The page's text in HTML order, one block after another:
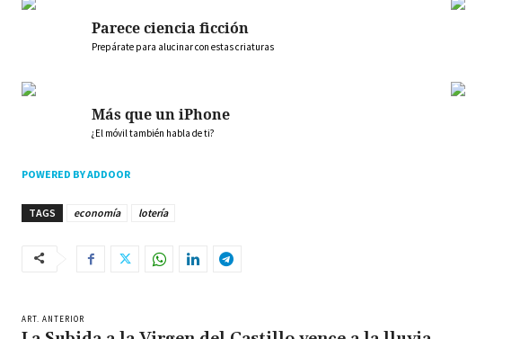
Parece ciencia ficción
Prepárate para alucinar con estas criaturas
Más que un iPhone
¿El móvil también habla de ti?
POWERED BY ADDOOR
TAGS economía lotería
ART. ANTERIOR